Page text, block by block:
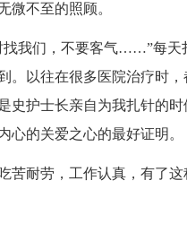
微不至的照顾。
我们，不要客气……”每天
。以往在很多医院治疗时
护士长亲自为我扎针的时
心的关爱之心的最好证明。
苦耐劳，工作认真，有了